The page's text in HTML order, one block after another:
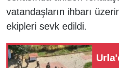
vatandaşların ihbarı
ekipleri sevk edildi.